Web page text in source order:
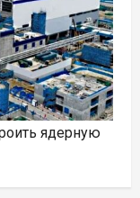
ядерную